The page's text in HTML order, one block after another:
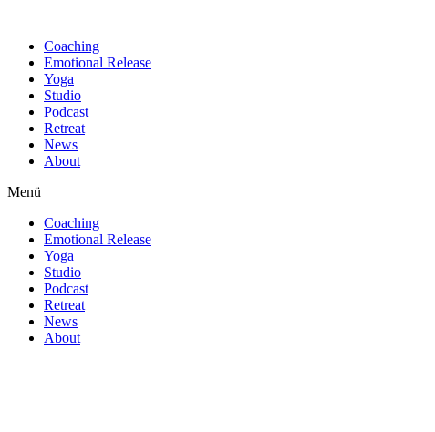
Coaching
Emotional Release
Yoga
Studio
Podcast
Retreat
News
About
Menü
Coaching
Emotional Release
Yoga
Studio
Podcast
Retreat
News
About